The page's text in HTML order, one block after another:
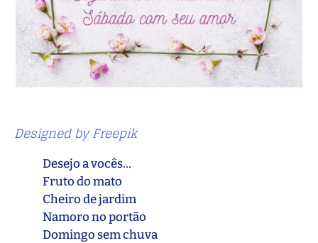
Designed by Freepik
Desejo a vocês…
Fruto do mato
Cheiro de jardim
Namoro no portão
Domingo sem chuva